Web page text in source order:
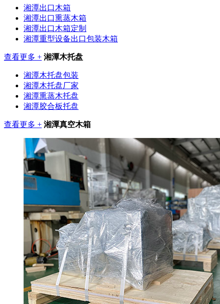
湘潭出口木箱
湘潭出口熏蒸木箱
湘潭出口木箱定制
湘潭重型设备出口包装木箱
查看更多 + 湘潭木托盘
湘潭木托盘包装
湘潭木托盘厂家
湘潭熏蒸木托盘
湘潭胶合板托盘
查看更多 + 湘潭真空木箱